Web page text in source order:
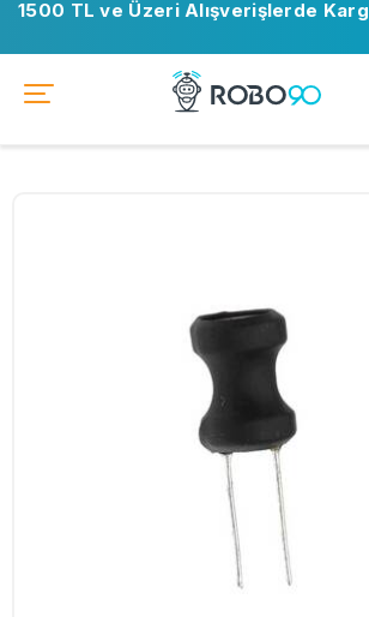
1500 TL ve Üzeri Alışverişlerde